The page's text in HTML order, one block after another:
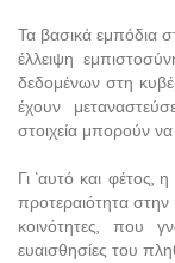
Τα βασικά εμπόδια
έλλειψη
δεδομένων στη
έχουν
στοιχεία μπορούν
Γι ‘αυτό και φέτος,
προτεραιότητα
κοινότητες, που
ευαισθησίες του